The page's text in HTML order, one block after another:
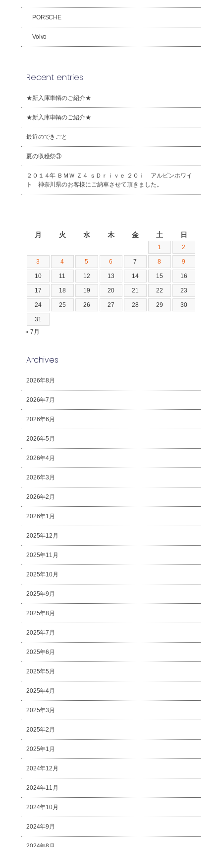
PORSCHE
Volvo
Recent entries
★新入庫車輌のご紹介★
★新入庫車輌のご紹介★
最近のできごと
夏の収穫祭③
２０１４年 ＢＭＷ Ｚ４ ｓＤｒｉｖｅ ２０ｉ アルピンホワイ
ト 神奈川県のお客様にご納車させて頂きました。
月 火 水 木 金 土 日
1 2
3 4 5 6 7 8 9
10 11 12 13 14 15 16
17 18 19 20 21 22 23
24 25 26 27 28 29 30
31
« 7月
Archives
2026年8月
2026年7月
2026年6月
2026年5月
2026年4月
2026年3月
2026年2月
2026年1月
2025年12月
2025年11月
2025年10月
2025年9月
2025年8月
2025年7月
2025年6月
2025年5月
2025年4月
2025年3月
2025年2月
2025年1月
2024年12月
2024年11月
2024年10月
2024年9月